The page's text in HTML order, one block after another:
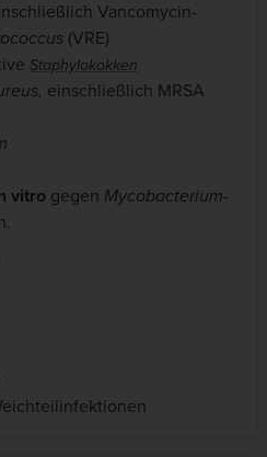
Vancomycin-
(VRE)
Staphylokokken
einschließlich MRSA
vitro gegen Mycobacterium-